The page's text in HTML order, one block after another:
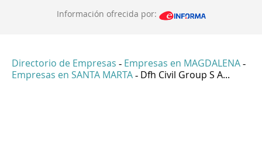
Información ofrecida por:
Directorio de Empresas - Empresas en MAGDALENA -
Empresas en SANTA MARTA - Dfh Civil Group S A...